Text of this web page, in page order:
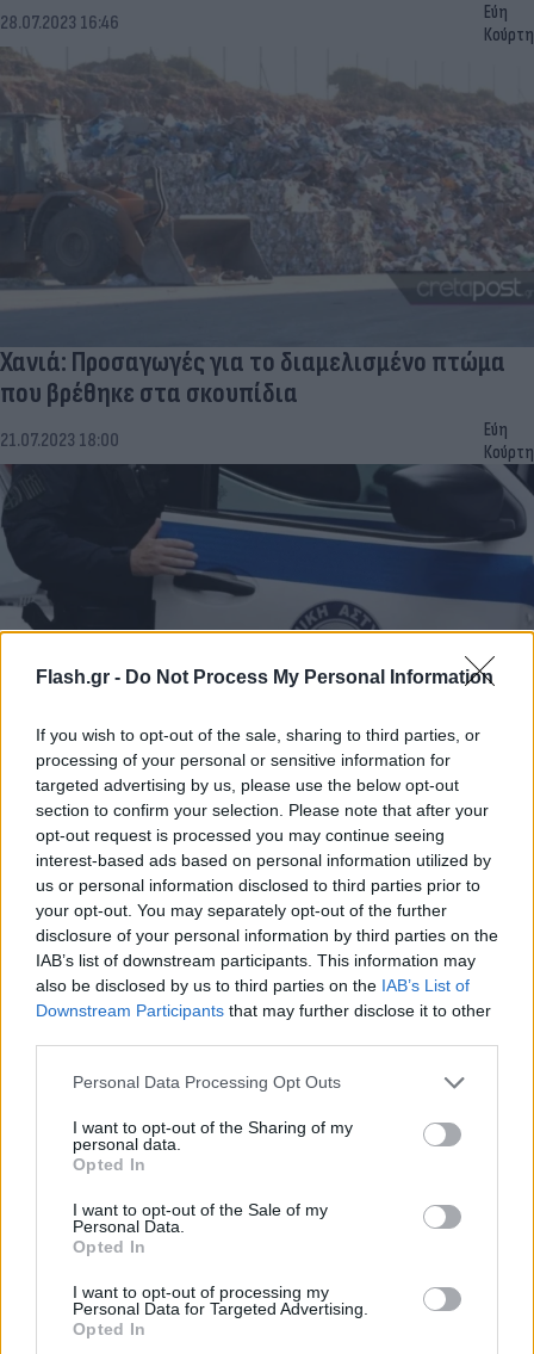
Flash.gr - Do Not Process My Personal Information
If you wish to opt-out of the sale, sharing to third parties, or
processing of your personal or sensitive information for
targeted advertising by us, please use the below opt-out
section to confirm your selection. Please note that after your
opt-out request is processed you may continue seeing
interest-based ads based on personal information utilized by
us or personal information disclosed to third parties prior to
your opt-out. You may separately opt-out of the further
disclosure of your personal information by third parties on the
IAB’s list of downstream participants. This information may
also be disclosed by us to third parties on the IAB’s List of
Downstream Participants that may further disclose it to other
Please note that this website/app uses one or more Google
not limited to your visit or usage behaviour. You may click to
grant or deny consent to Google and its third-party tags to
use your data for below specified purposes in below Google
consent section.
Personal Data Processing Opt Outs
I want to opt-out of the Sharing of my
personal data.
Opted In
I want to opt-out of the Sale of my
Personal Data.
Opted In
I want to opt-out of processing my
Personal Data for Targeted Advertising.
Opted In
28.07.2023 16:46
Εύη
Κούρτη
Χανιά: Προσαγωγές για το διαμελισμένο πτώμα
που βρέθηκε στα σκουπίδια
21.07.2023 18:00
Εύη
Κούρτη
Τεμαχισμένος άνδρας στα Χανιά: Τα λάθη του
δολοφόνου και οι ξεχασμένες αποδείξεις στις
σακούλες
20.07.2023 23:59
Χανιά: Βρέθηκαν και άλλα μέλη του τεμαχισμένου
άνδρα - Από το Ρέθυμνο οι σακούλες
19.07.2023 20:50